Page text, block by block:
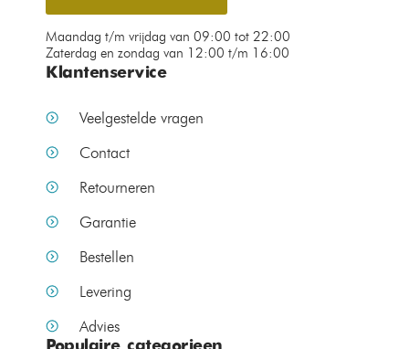
Maandag t/m vrijdag van 09:00 tot 22:00
Zaterdag en zondag van 12:00 t/m 16:00
Klantenservice
Veelgestelde vragen
Contact
Retourneren
Garantie
Bestellen
Levering
Advies